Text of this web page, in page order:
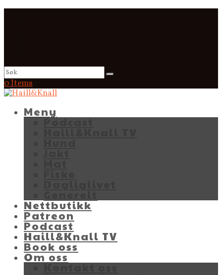
0 Items
Meny
Podcast
Nettbutikk
Patreon
Podcast
Haill&Knall TV
Book oss
Om oss
Kontakt oss